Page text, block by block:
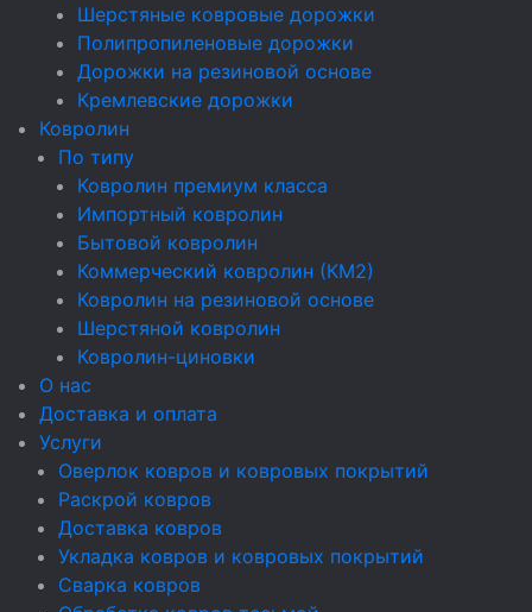
Шерстяные ковровые дорожки
Полипропиленовые дорожки
Дорожки на резиновой основе
Кремлевские дорожки
Ковролин
По типу
Ковролин премиум класса
Импортный ковролин
Бытовой ковролин
Коммерческий ковролин (КМ2)
Ковролин на резиновой основе
Шерстяной ковролин
Ковролин-циновки
О нас
Доставка и оплата
Услуги
Оверлок ковров и ковровых покрытий
Раскрой ковров
Доставка ковров
Укладка ковров и ковровых покрытий
Сварка ковров